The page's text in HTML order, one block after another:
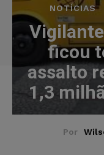
NOTÍCIAS
ficou
assalto
1,3
Por